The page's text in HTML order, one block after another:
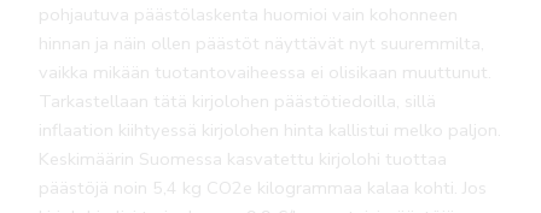
pohjautuva päästölaskenta huomioi vain kohonneen
hinnan ja näin ollen päästöt näyttävät nyt suuremmilta,
vaikka mikään tuotantovaiheessa ei olisikaan muuttunut.
Tarkastellaan tätä kirjolohen päästötiedoilla, sillä
inflaation kiihtyessä kirjolohen hinta kallistui melko paljon.
Keskimäärin Suomessa kasvatettu kirjolohi tuottaa
päästöjä noin 5,4 kg CO2e kilogrammaa kalaa kohti. Jos